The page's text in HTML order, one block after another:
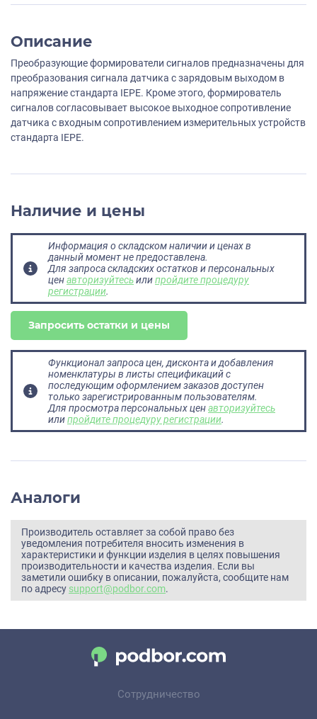
Описание
Преобразующие формирователи сигналов предназначены для
преобразования сигнала датчика с зарядовым выходом в
напряжение стандарта IEPE. Кроме этого, формирователь
сигналов согласовывает высокое выходное сопротивление
датчика с входным сопротивлением измерительных устройств
стандарта IEPE.
Наличие и цены
Информация о складском наличии и ценах в
данный момент не предоставлена.
Для запроса складских остатков и персональных
ценавторизуйтесьилипройдите процедуру
регистрации.
Запросить остатки и цены
Функционал запроса цен, дисконта и добавления
номенклатуры в листы спецификаций с
последующим оформлением заказов доступен
только зарегистрированным пользователям.
Для просмотра персональных ценавторизуйтесь
илипройдите процедуру регистрации.
Аналоги
Производитель оставляет за собой право без
уведомления потребителя вносить изменения в
характеристики и функции изделия в целях повышения
производительности и качества изделия. Если вы
заметили ошибку в описании, пожалуйста, сообщите нам
по адресу support@podbor.com.
Сотрудничество